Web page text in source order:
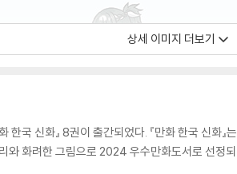
상세 이미지 더보기
한국 신화』 8권이 출간되었다. 『만화 한국 신화
와 화려한 그림으로 2024 우수만화도서로 선정